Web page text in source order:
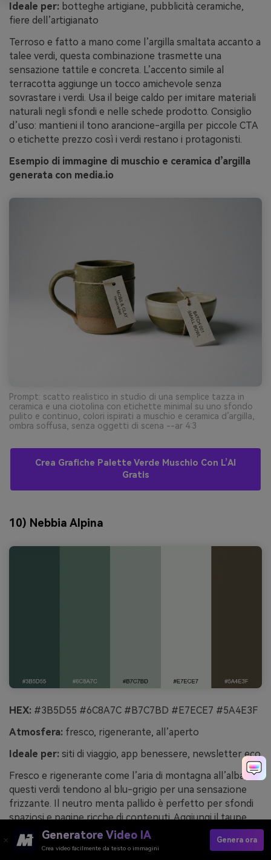
Ideale per: botteghe artigiane, pubblicità ceramiche,
fiere dell’artigianato
Terroso e fatto a mano come l’argilla smaltata accanto a
talee verdi, questa combinazione trasmette una
sensazione tattile e concreta. L’accento simile al
terracotta aggiunge un tocco amichevole senza
sovrastare i verdi. Usa il beige caldo per imitare materiali
naturali negli sfondi e nelle schede prodotto. Consiglio
d’uso: mantieni il tono arancione-argilla per piccole CTA
o etichette prezzo così i verdi restano i protagonisti.
Esempio di immagine di muschio e ceramica d’argilla
generata con media.io
Prompt: scatto realistico in studio di una semplice tazza in
ceramica e una ciotolina con etichette minimal su uno sfondo
pulito e continuo, colori ispirati a muschio e ceramica d’argilla,
ombra soffusa, senza oggetti di scena --ar 4:3
Crea Grafiche Palette Verde Muschio Con L’AI
Gratis
10) Nebbia Alpina
HEX: #3B5D55 #6C8A7C #B7C7BD #E7ECE7 #5A4E3F
Atmosfera: fresco, rigenerante, all’aperto
Ideale per: siti di viaggio, app benessere, newsletter eco
Fresco e rigenerante come l’aria di montagna all’alba,
questi verdi tendono al blu-grigio per una sensazione
frizzante. Il neutro menta pallido è perfetto per sfondi
spaziosi e pagine ricche di contenuti. Aggiungi il taupe
caldo come accento per evitare che la palette diventi
troppo fredda. Consiglio d’uso: usa il verde teal medio
Generatore Video IA
Crea video facilmente da testo o immagini
Genera ora